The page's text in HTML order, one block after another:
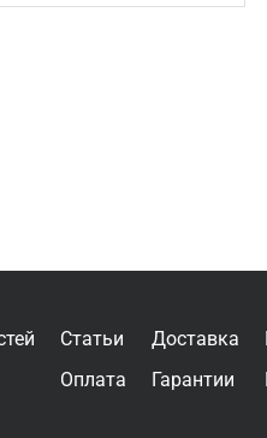
Статьи
Оплата
Доставка
Гарантии